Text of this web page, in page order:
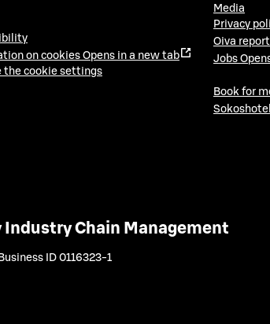
on cookies Opens in a new tab
the cookie settings
Media
Privacy
Oiva
Jobs
Book for
Chain Management
Business ID 0116323-1